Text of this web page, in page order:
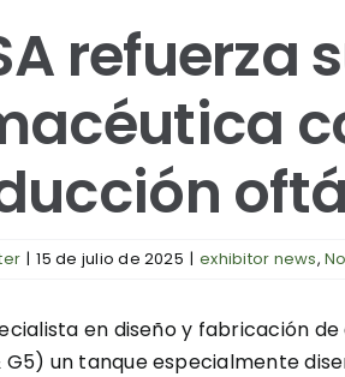
| 15 de julio de 2025 | exhibitor news,
en diseño y fabricación
G5) un tanque especialmente